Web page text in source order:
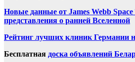
Новые данные от James Webb
представления о ранней Вселенной
Рейтинг лучших клиник Германии
Бесплатная доска объявлений